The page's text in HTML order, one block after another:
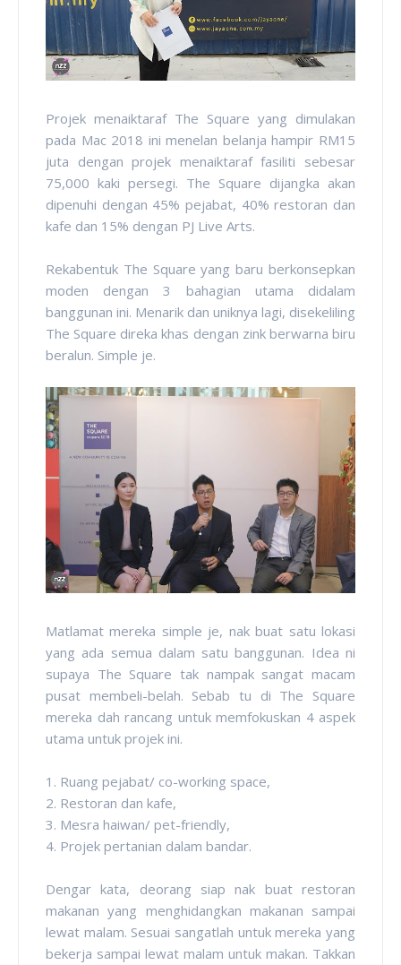
Projek menaiktaraf The Square yang dimulakan
pada Mac 2018 ini menelan belanja hampir RM15
juta dengan projek menaiktaraf fasiliti sebesar
75,000 kaki persegi. The Square dijangka akan
dipenuhi dengan 45% pejabat, 40% restoran dan
kafe dan 15% dengan PJ Live Arts.
Rekabentuk The Square yang baru berkonsepkan
moden dengan 3 bahagian utama didalam
banggunan ini. Menarik dan uniknya lagi, disekeliling
The Square direka khas dengan zink berwarna biru
beralun. Simple je.
Matlamat mereka simple je, nak buat satu lokasi
yang ada semua dalam satu banggunan. Idea ni
supaya The Square tak nampak sangat macam
pusat membeli-belah. Sebab tu di The Square
mereka dah rancang untuk memfokuskan 4 aspek
utama untuk projek ini.
1. Ruang pejabat/ co-working space,
2. Restoran dan kafe,
3. Mesra haiwan/ pet-friendly,
4. Projek pertanian dalam bandar.
Dengar kata, deorang siap nak buat restoran
makanan yang menghidangkan makanan sampai
lewat malam. Sesuai sangatlah untuk mereka yang
bekerja sampai lewat malam untuk makan. Takkan